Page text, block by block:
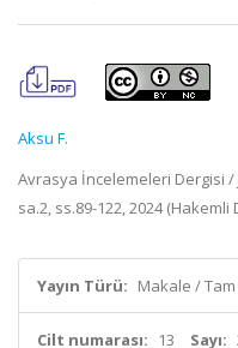
Aksu F.
Avrasya İncelemeleri Dergisi
sa.2, ss.89-122, 2024 (Hakemli
Yayın Türü: Makale /
Cilt numarası: 13 Sayı: